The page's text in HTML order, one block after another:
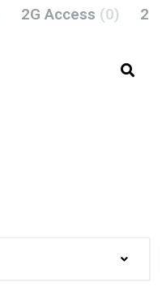
2G Access (0)